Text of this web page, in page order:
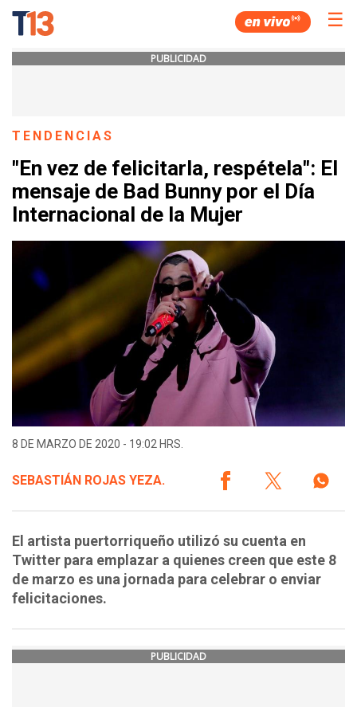
☰
PUBLICIDAD
TENDENCIAS
"En vez de felicitarla, respétela": El
mensaje de Bad Bunny por el Día
Internacional de la Mujer
8 DE MARZO DE 2020 - 19:02 HRS.
SEBASTIÁN ROJAS YEZA.
El artista puertorriqueño utilizó su cuenta en
Twitter para emplazar a quienes creen que este 8
de marzo es una jornada para celebrar o enviar
felicitaciones.
PUBLICIDAD